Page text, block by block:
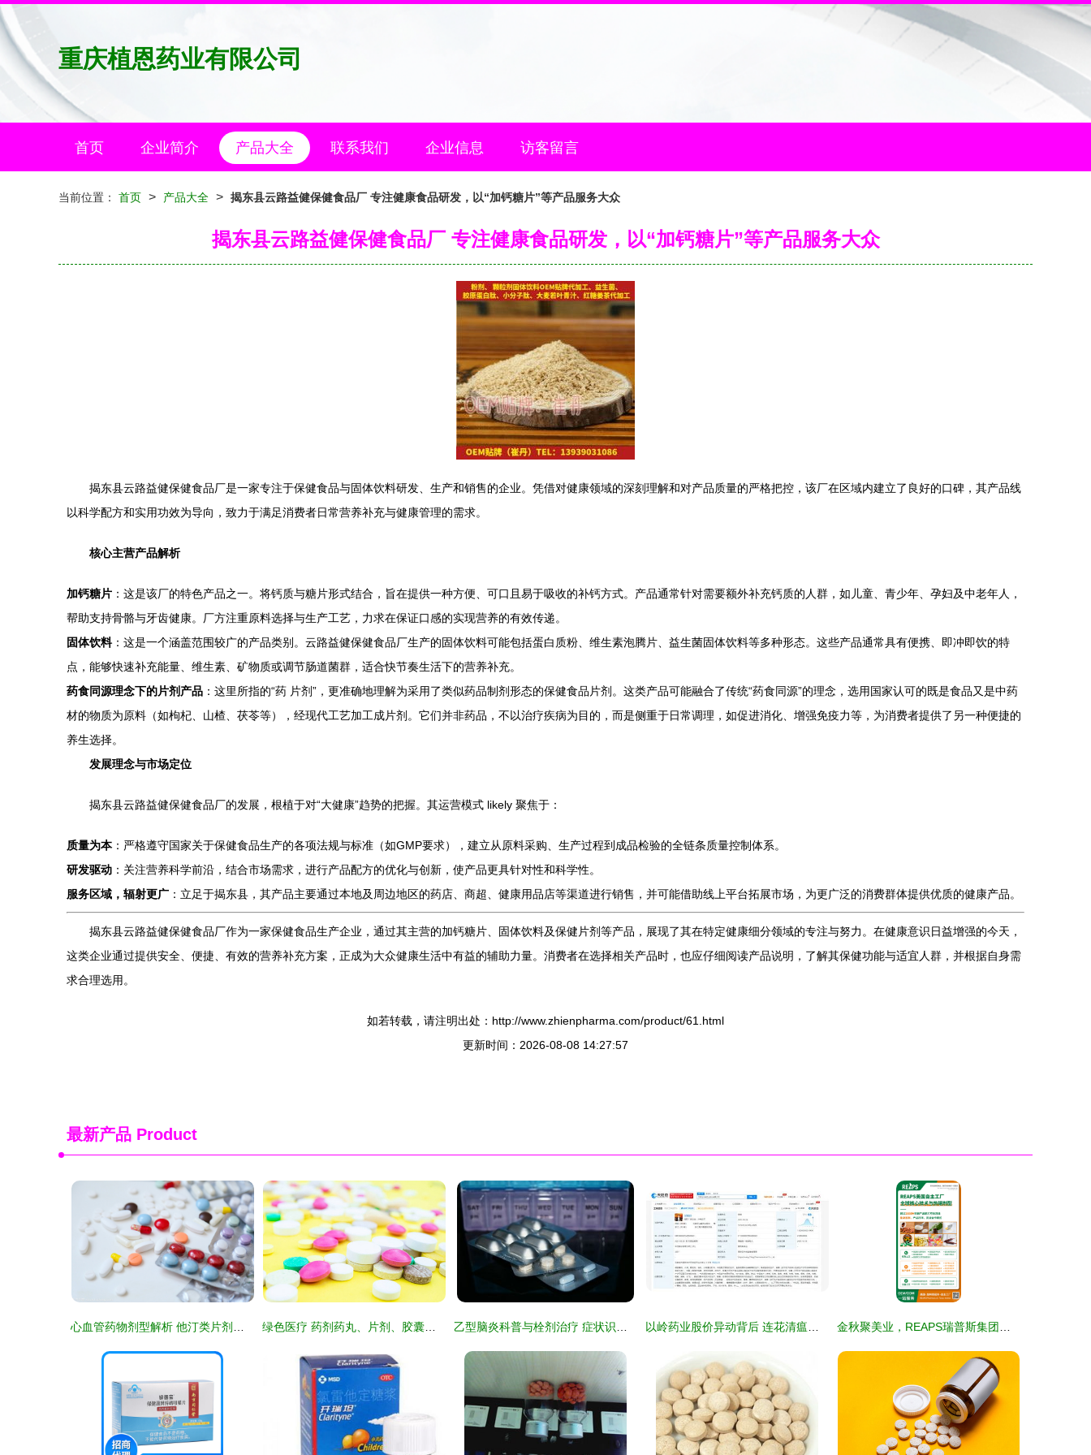
重庆植恩药业有限公司
首页 企业简介 产品大全 联系我们 企业信息 访客留言
当前位置： 首页 > 产品大全 > 揭东县云路益健保健食品厂 专注健康食品研发，以“加钙糖片”等产品服务大众
揭东县云路益健保健食品厂 专注健康食品研发，以“加钙糖片”等产品服务大众
揭东县云路益健保健食品厂是一家专注于保健食品与固体饮料研发、生产和销售的企业。凭借对健康领域的深刻理解和对产品质量的严格把控，该厂在区域内建立了良好的口碑，其产品线
以科学配方和实用功效为导向，致力于满足消费者日常营养补充与健康管理的需求。
核心主营产品解析
加钙糖片 ：这是该厂的特色产品之一。将钙质与糖片形式结合，旨在提供一种方便、可口且易于吸收的补钙方式。产品通常针对需要额外补充钙质的人群，如儿童、青少年、孕妇及中老年人，
帮助支持骨骼与牙齿健康。厂方注重原料选择与生产工艺，力求在保证口感的实现营养的有效传递。
固体饮料：这是一个涵盖范围较广的产品类别。云路益健保健食品厂生产的固体饮料可能包括蛋白质粉、维生素泡腾片、益生菌固体饮料等多种形态。这些产品通常具有便携、即冲即饮的特
点，能够快速补充能量、维生素、矿物质或调节肠道菌群，适合快节奏生活下的营养补充。
药食同源理念下的片剂产品 ：这里所指的“药 片剂”，更准确地理解为采用了类似药品制剂形态的保健食品片剂。这类产品可能融合了传统“药食同源”的理念，选用国家认可的既是食品又是中药
材的物质为原料（如枸杞、山楂、茯苓等），经现代工艺加工成片剂。它们并非药品，不以治疗疾病为目的，而是侧重于日常调理，如促进消化、增强免疫力等，为消费者提供了另一种便捷的
养生选择。
发展理念与市场定位
揭东县云路益健保健食品厂的发展，根植于对“大健康”趋势的把握。其运营模式 likely 聚焦于：
质量为本：严格遵守国家关于保健食品生产的各项法规与标准（如GMP要求），建立从原料采购、生产过程到成品检验的全链条质量控制体系。
研发驱动 ：关注营养科学前沿，结合市场需求，进行产品配方的优化与创新，使产品更具针对性和科学性。
服务区域，辐射更广 ：立足于揭东县，其产品主要通过本地及周边地区的药店、商超、健康用品店等渠道进行销售，并可能借助线上平台拓展市场，为更广泛的消费群体提供优质的健康产品。
揭东县云路益健保健食品厂作为一家保健食品生产企业，通过其主营的加钙糖片、固体饮料及保健片剂等产品，展现了其在特定健康细分领域的专注与努力。在健康意识日益增强的今天，
这类企业通过提供安全、便捷、有效的营养补充方案，正成为大众健康生活中有益的辅助力量。消费者在选择相关产品时，也应仔细阅读产品说明，了解其保健功能与适宜人群，并根据自身需
求合理选用。
如若转载，请注明出处：http://www.zhienpharma.com/product/61.html
更新时间：2026-08-08 14:27:57
最新产品 Product